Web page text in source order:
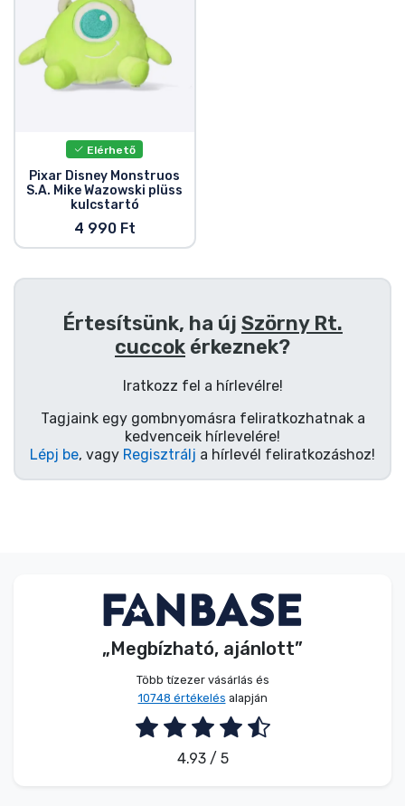
Elérhető
Pixar Disney Monstruos
S.A. Mike Wazowski plüss
kulcstartó
4 990 Ft
Értesítsünk, ha új Szörny Rt.
cuccok érkeznek?
Iratkozz fel a hírlevélre!
Tagjaink egy gombnyomásra feliratkozhatnak a
kedvenceik hírlevelére!
Lépj be, vagy Regisztrálj a hírlevél feliratkozáshoz!
„Megbízható, ajánlott”
Több tízezer vásárlás és
10748 értékelés alapján
4.93 / 5
Zenés cuccok
Márkák